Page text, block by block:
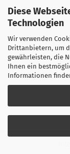
Diese
Technologien
Wir verwenden
Drittanbietern, um
gewährleisten, die
Ihnen ein
Informationen